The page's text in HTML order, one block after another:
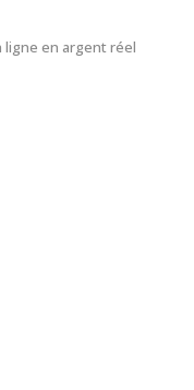
ligne en argent réel